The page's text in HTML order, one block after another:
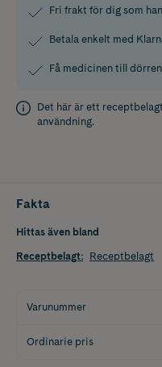
Fri frakt för dig som
Betala enkelt med
Få medicinen till
Det här är ett
användning.
Fakta
Hittas även bland
Receptbelagt: Receptbelagt
Varunummer
Ordinarie pris